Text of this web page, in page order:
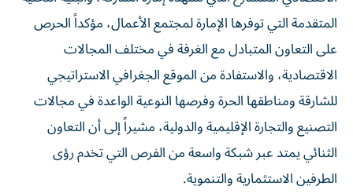
المتقدمة التي توفرها الإمارة لمجتمع الأعمال، مؤكداً الحرص
على التعاون المتبادل مع الغرفة في مختلف المجالات
الاقتصادية، والاستفادة من الموقع الجغرافي الاستراتيجي
للشارقة ومناطقها الحرة وفرصها النوعية الواعدة في مجالات
التصنيع والتجارة الإقليمية والدولية، مشيراً إلى أن التعاون
الثنائي يمتد عبر شبكة واسعة من الفرص التي تخدم رؤى
الطرفين الاستثمارية والتنموية.